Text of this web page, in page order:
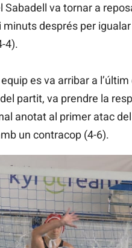
Sabadell va tornar a
després per
4).
es va arribar a
partit, va prendre la
anotat al primer atac
un contracop (4-6).